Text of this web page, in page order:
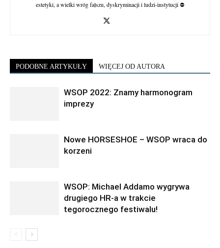
estetyki, a wielki wróg fałszu, dyskryminacji i ludzi-instytucji ⛔
PODOBNE ARTYKUŁY WIĘCEJ OD AUTORA
WSOP 2022: Znamy harmonogram
imprezy
Nowe HORSESHOE – WSOP wraca do
korzeni
WSOP: Michael Addamo wygrywa
drugiego HR-a w trakcie
tegorocznego festiwalu!